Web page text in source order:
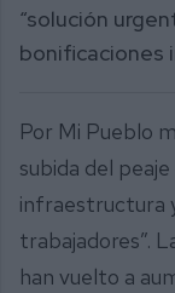
“solución
bonificaciones
Por Mi Pueblo
subida del
infraestructura
trabajadores”.
han vuelto a